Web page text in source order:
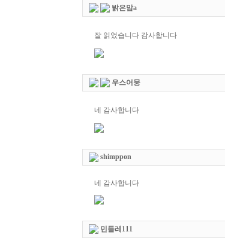
밝은맘a
잘 읽었습니다 감사합니다
우스어뭉
네 감사합니다
shimppon
네 감사합니다
민들레111